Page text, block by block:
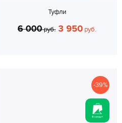
Туфли
6 000руб. 3 950 руб.
-39%